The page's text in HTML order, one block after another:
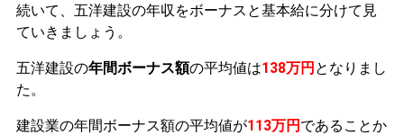
続いて、五洋建設の年収をボーナスと基本給に分けて見
ていきましょう。
五洋建設の年間ボーナス額の平均値は138万円 となりまし
た。
建設業の年間ボーナス額の平均値が113万円 であることか